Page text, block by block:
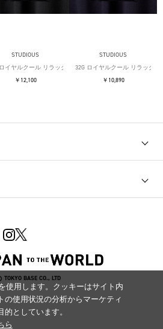
STUDIOUS
イヤルクール リラックスTシャツ
￥12,100
STUDIOUS
32G ロイヤルクール リラックス
￥10,890
BASE CO., LTD
使用します。クッキーはサイト内
の使用状況の分析からマーケティ
としています。
ら